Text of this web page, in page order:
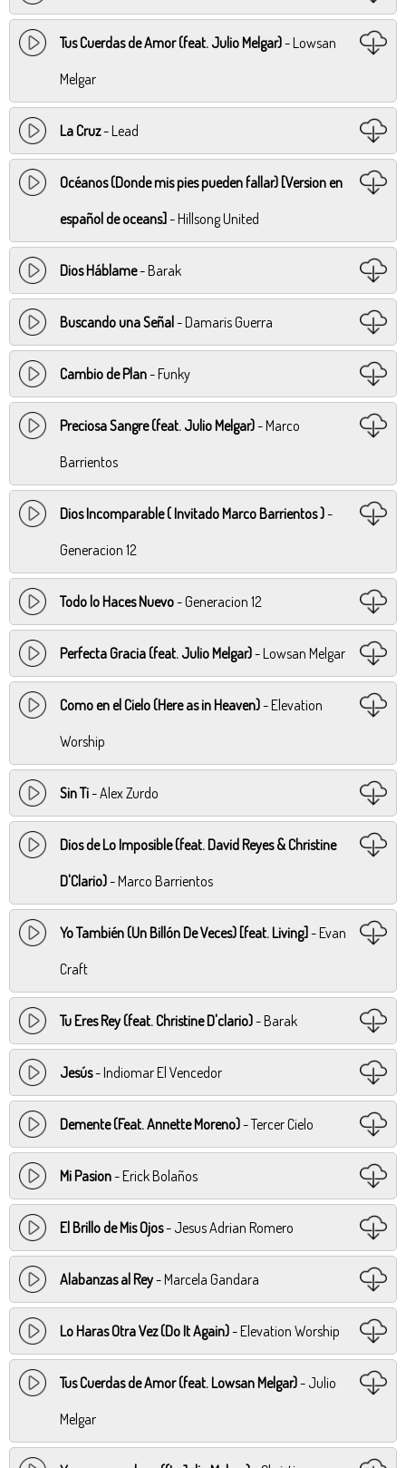
Tus Cuerdas de Amor (feat. Julio Melgar)- Lowsan
Melgar
La Cruz- Lead
Océanos (Donde mis pies pueden fallar) [Version en
español de oceans]- Hillsong United
Dios Háblame- Barak
Buscando una Señal- Damaris Guerra
Cambio de Plan- Funky
Preciosa Sangre (feat. Julio Melgar)- Marco
Barrientos
Dios Incomparable ( Invitado Marco Barrientos )-
Generacion 12
Todo lo Haces Nuevo- Generacion 12
Perfecta Gracia (feat. Julio Melgar)- Lowsan Melgar
Como en el Cielo (Here as in Heaven)- Elevation
Worship
Sin Ti- Alex Zurdo
Dios de Lo Imposible (feat. David Reyes & Christine
D'Clario)- Marco Barrientos
Yo También (Un Billón De Veces) [feat. Living]- Evan
Craft
Tu Eres Rey (feat. Christine D'clario)- Barak
Jesús- Indiomar El Vencedor
Demente (Feat. Annette Moreno)- Tercer Cielo
Mi Pasion- Erick Bolaños
El Brillo de Mis Ojos- Jesus Adrian Romero
Alabanzas al Rey- Marcela Gandara
Lo Haras Otra Vez (Do It Again)- Elevation Worship
Tus Cuerdas de Amor (feat. Lowsan Melgar)- Julio
Melgar